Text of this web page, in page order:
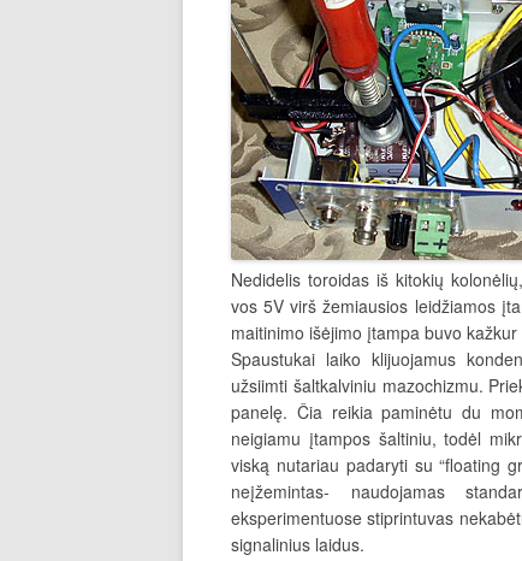
Nedidelis toroidas iš kitokių
vos 5V virš žemiausios leidžiamos
maitinimo išėjimo įtampa buvo kažkur
Spaustukai laiko klijuojamus
užsiimti šaltkalviniu mazochizmu.
panelę. Čia reikia paminėtu du
neigiamu įtampos šaltiniu, todėl
viską nutariau padaryti su “floating
neįžemintas- naudojamas
eksperimentuose stiprintuvas
signalinius laidus.